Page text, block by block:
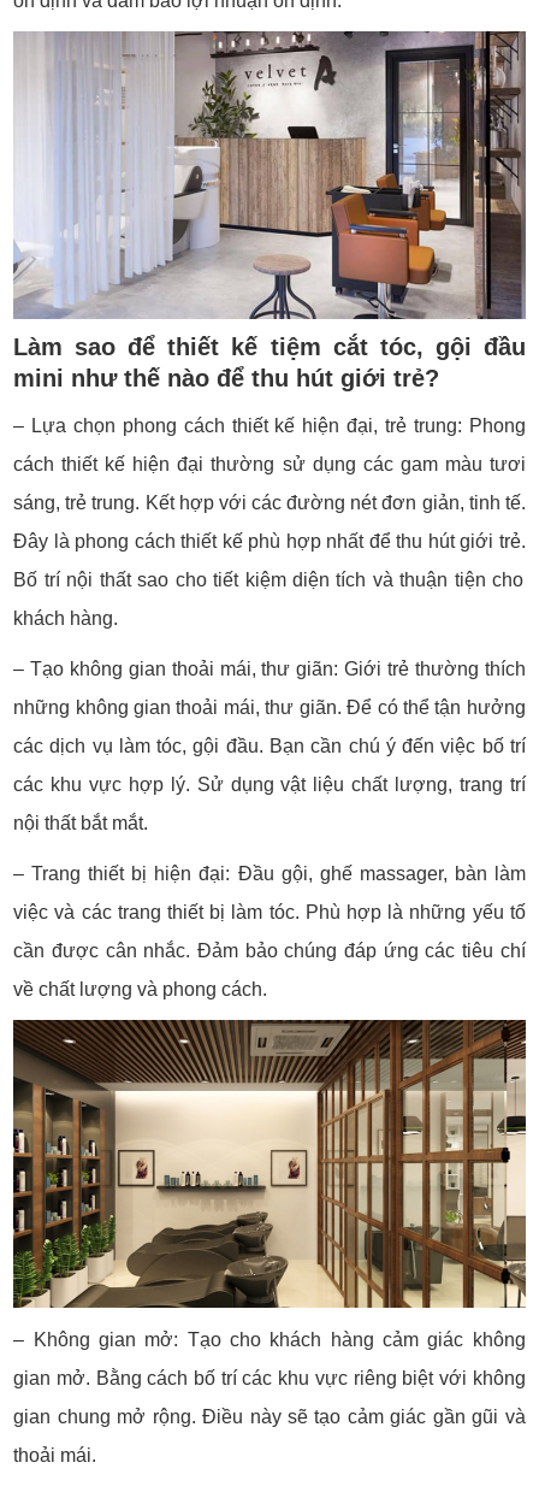
Làm sao để thiết kế tiệm cắt tóc, gội đầu
mini như thế nào để thu hút giới trẻ?
– Lựa chọn phong cách thiết kế hiện đại, trẻ trung: Phong
cách thiết kế hiện đại thường sử dụng các gam màu tươi
sáng, trẻ trung. Kết hợp với các đường nét đơn giản, tinh tế.
Đây là phong cách thiết kế phù hợp nhất để thu hút giới trẻ.
Bố trí nội thất sao cho tiết kiệm diện tích và thuận tiện cho
khách hàng.
– Tạo không gian thoải mái, thư giãn: Giới trẻ thường thích
những không gian thoải mái, thư giãn. Để có thể tận hưởng
các dịch vụ làm tóc, gội đầu. Bạn cần chú ý đến việc bố trí
các khu vực hợp lý. Sử dụng vật liệu chất lượng, trang trí
nội thất bắt mắt.
– Trang thiết bị hiện đại: Đầu gội, ghế massager, bàn làm
việc và các trang thiết bị làm tóc. Phù hợp là những yếu tố
cần được cân nhắc. Đảm bảo chúng đáp ứng các tiêu chí
về chất lượng và phong cách.
– Không gian mở: Tạo cho khách hàng cảm giác không
gian mở. Bằng cách bố trí các khu vực riêng biệt với không
gian chung mở rộng. Điều này sẽ tạo cảm giác gần gũi và
thoải mái.